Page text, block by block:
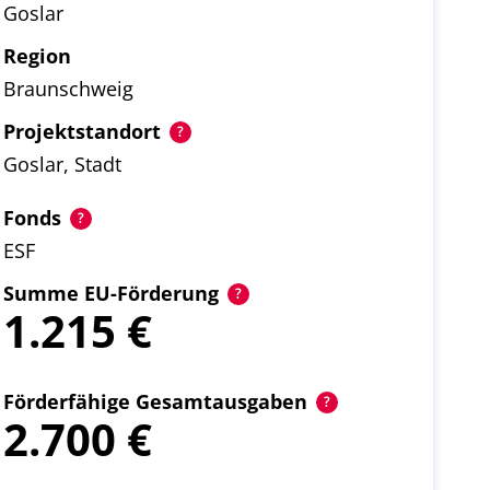
Goslar
Region
Braunschweig
Projektstandort
Goslar, Stadt
Fonds
ESF
Summe EU-Förderung
1.215
Förderfähige Gesamtausgaben
2.700